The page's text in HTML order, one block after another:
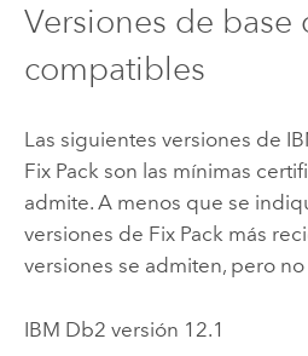
Versiones de base
compatibles
Las siguientes versiones de
Fix Pack son las mínimas
admite. A menos que se
versiones de Fix Pack más
versiones se admiten, pero
IBM Db2 versión 12.1